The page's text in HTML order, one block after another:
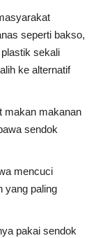
seperti bakso,
sekali
ke alternatif
makan makanan
sendok
mencuci
yang paling
pakai sendok